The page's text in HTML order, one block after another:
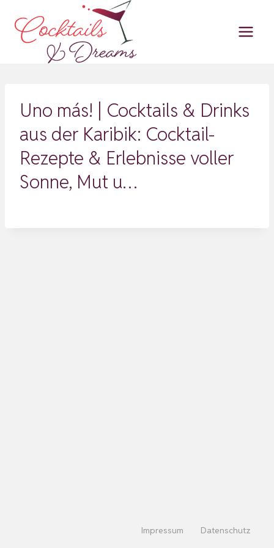
Inhalt
springen
Uno más! | Cocktails & Drinks
aus der Karibik: Cocktail-
Rezepte & Erlebnisse voller
Sonne, Mut u…
Impressum Datenschutz